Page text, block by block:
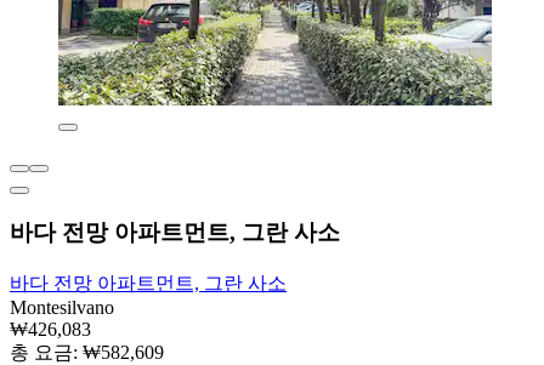
바다 전망 아파트먼트, 그란 사소
바다 전망 아파트먼트, 그란 사소
Montesilvano
₩426,083
총 요금: ₩582,609